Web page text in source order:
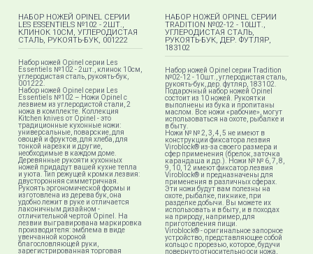
НАБОР НОЖЕЙ OPINEL СЕРИИ
LES ESSENTIELS №102 - 2ШТ.,
КЛИНОК 10СМ, УГЛЕРОДИСТАЯ
СТАЛЬ, РУКОЯТЬ-БУК, 001222
Набор ножей Opinel серии Les
Essentiels №102 - 2шт., клинок 10см,
углеродистая сталь, рукоять-бук,
001222.
Набор ножей Opinel серии Les
Essentiels №102 – Ножи Opinel с
лезвием из углеродистой стали, 2
ножа в комплекте. Коллекция
Kitchen knives от Opinel - это
традиционные кухонные ножи:
универсальные, поварские, для
овощей и фруктов, для хлеба, для
тонкой нарезки и другие,
необходимые в каждом доме.
Деревянные рукояти кухонных
ножей придадут вашей кухне тепла
и уюта. Тип режущей кромки лезвия:
двусторонняя симметричная.
Рукоять эргономической формы и
изготовлена из дерева бук, она
удобно лежит в руке и отличается
лаконичным дизайном -
отличительной чертой Opinel. На
лезвии выгравирована маркировка
производителя: эмблема в виде
увенчанной короной
благословляющей руки,
зарегистрированная торговая
НАБОР НОЖЕЙ OPINEL СЕРИИ
TRADITION №02-12 - 10ШТ.,
УГЛЕРОДИСТАЯ СТАЛЬ,
РУКОЯТЬ-БУК, ДЕР. ФУТЛЯР,
183102
Набор ножей Opinel серии Tradition
№02-12 - 10шт., углеродистая сталь,
рукоять-бук, дер. футляр, 183102.
Подарочный набор ножей Opinel
состоит из 10 ножей. Рукоятки
выполнены из бука и пропитаны
маслом. Все ножи «рабочие», могут
использоваться на охоте, рыбалке и
в быту.
Ножи № № 2, 3, 4, 5 не имеют в
конструкции фиксатора лезвия
Viroblock® из-за своего размера и
сфер применения (брелок, заточка
карандаша и др.). Ножи № № 6, 7, 8,
9, 10, 12 имеют фиксатор лезвия
Viroblock® и предназначены для
применения в различных сферах.
Эти ножи будут вам полезны на
охоте, рыбалке, пикнике, при
разделке добычи. Вы можете их
использовать и в быту, и в походах
на природу, например, для
приготовления пищи.
Viroblock® - оригинальное запорное
устройство, представляющее собой
кольцо с прорезью, которое, будучи
повернуто относительно оси ножа,